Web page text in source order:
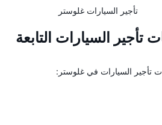
تأجير السيارات غلوستر
السيارات التابعة
تأجير السيارات في غلوستر: